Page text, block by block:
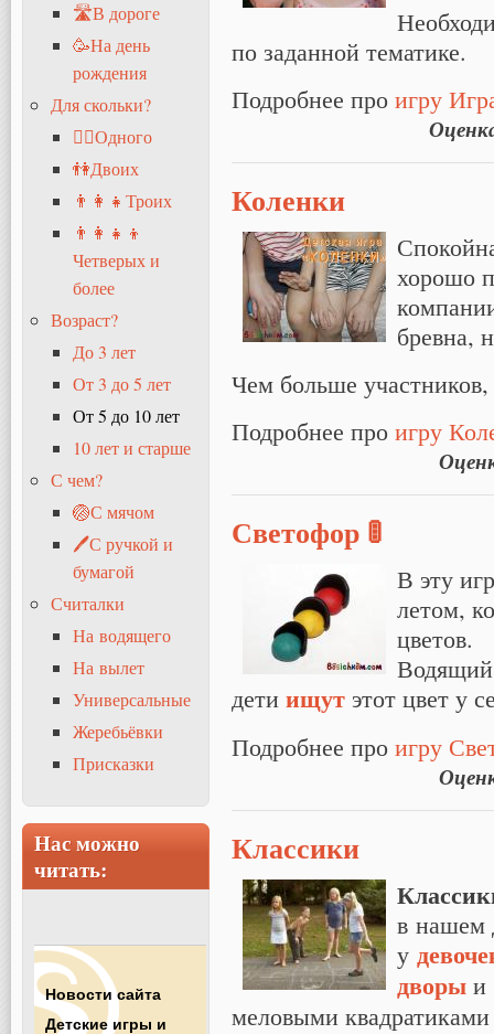
по заданной тематике.
Подробнее про игру
Коленки
хорошо
бревна,
Чем больше участников,
Подробнее про игру
Светофор 🚦
В эту
летом,
цветов.
Водящий
дети ищут этот цвет у
Подробнее про игру
Классики
в нашем
у
дворы и
меловыми квадратиками
🛣В дороге
🥳На день
рождения
Для скольки?
🧍‍♂️Одного
👫Двоих
👨‍👩‍👧Троих
👨‍👩‍👧‍👦
Четверых и
более
Возраст?
До 3 лет
От 3 до 5 лет
От 5 до 10 лет
10 лет и старше
С чем?
🏐С мячом
🖊С ручкой и
бумагой
Считалки
На водящего
На вылет
Универсальные
Жеребьёвки
Присказки
Нас можно
читать:
Новости сайта
Детские игры и